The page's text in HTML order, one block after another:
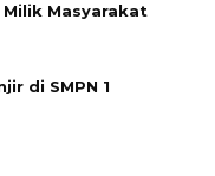
Masyarakat
di SMPN 1